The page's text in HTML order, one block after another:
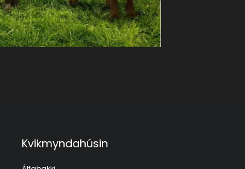
Kvikmyndahúsin